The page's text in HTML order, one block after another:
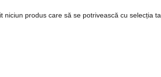
niciun produs care să se potrivească cu selecția ta.